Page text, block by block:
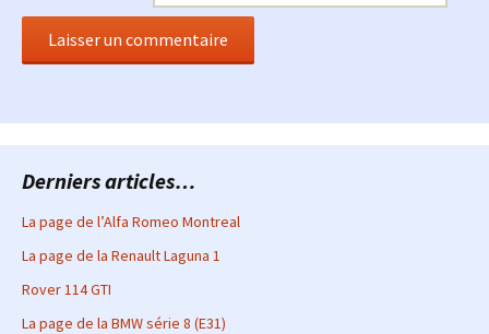
Derniers articles…
La page de l’Alfa Romeo Montreal
La page de la Renault Laguna 1
Rover 114 GTI
La page de la BMW série 8 (E31)